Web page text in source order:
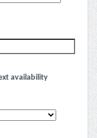
availability